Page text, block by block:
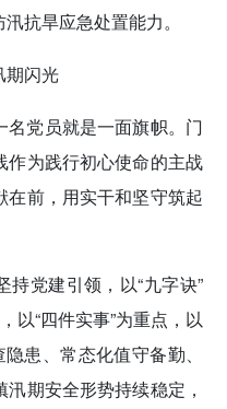
抗旱应急处置能力。
期闪光
党员就是一面旗帜。门
作为践行初心使命的主战
前，用实干和坚守筑起
党建引领，以“九字诀”
以“四件实事”为重点，以
患、常态化值守备勤、
期安全形势持续稳定，